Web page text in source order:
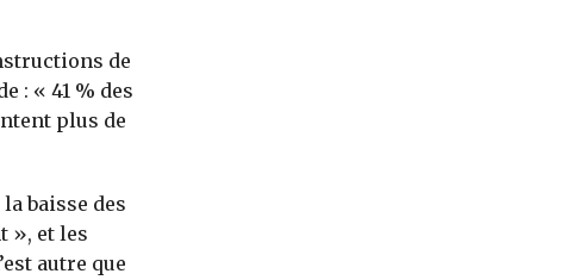
de
: « 41 % des
plus de
baisse des
», et les
autre que